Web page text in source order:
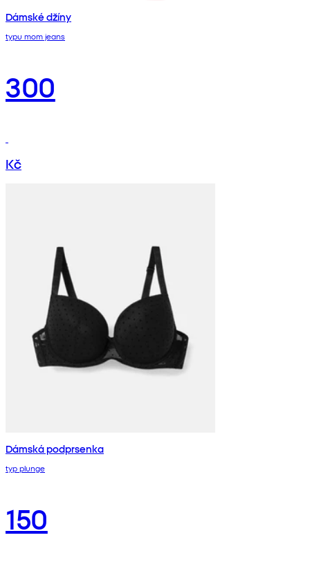
Dámské džíny
typu mom jeans
300
Kč
Dámská podprsenka
typ plunge
150